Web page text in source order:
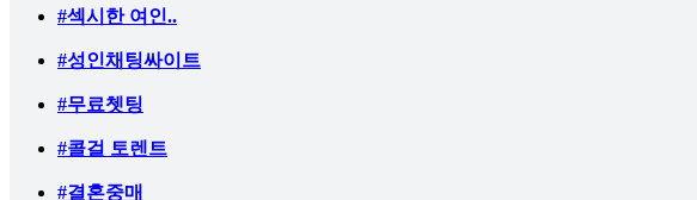
#섹시한 여인..
#성인채팅싸이트
#무료쳇팅
#콜걸 토렌트
#결혼중매